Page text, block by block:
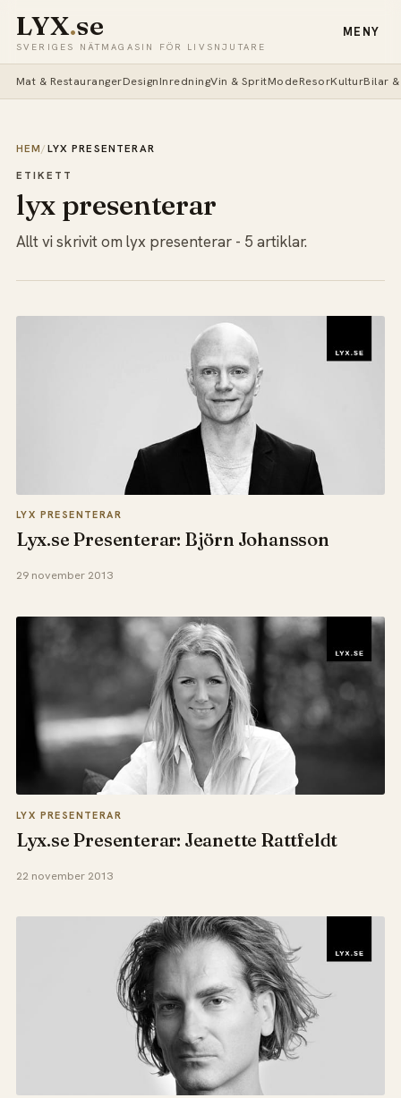
LYX.se
SVERIGES NÄTMAGASIN FÖR LIVSNJUTARE
MENY
Mat & RestaurangerDesignInredningVin & SpritModeResorKulturBilar
HEM / LYX PRESENTERAR
ETIKETT
lyx presenterar
Allt vi skrivit om lyx presenterar - 5 artiklar.
LYX PRESENTERAR
Lyx.se Presenterar: Björn Johansson
29 november 2013
LYX PRESENTERAR
Lyx.se Presenterar: Jeanette Rattfeldt
22 november 2013